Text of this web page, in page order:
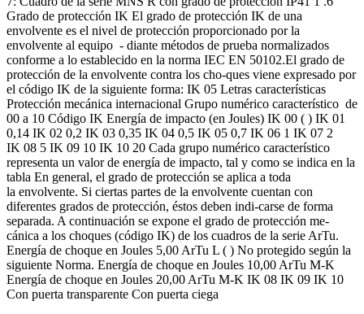
Grado de protección IK El grado de protección IK de una
envolvente es el nivel de protección proporcionado por la
envolvente al equipo - diante métodos de prueba normalizados
conforme a lo establecido en la norma IEC EN 50102.El grado de
protección de la envolvente contra los cho-ques viene expresado por
el código IK de la siguiente forma: IK 05 Letras características
Protección mecánica internacional Grupo numérico característico de
00 a 10 Código IK Energía de impacto (en Joules) IK 00 ( ) IK 01
0,14 IK 02 0,2 IK 03 0,35 IK 04 0,5 IK 05 0,7 IK 06 1 IK 07 2
IK 08 5 IK 09 10 IK 10 20 Cada grupo numérico característico
representa un valor de energía de impacto, tal y como se indica en la
tabla En general, el grado de protección se aplica a toda
la envolvente. Si ciertas partes de la envolvente cuentan con
diferentes grados de protección, éstos deben indi-carse de forma
separada. A continuación se expone el grado de protección me-
cánica a los choques (código IK) de los cuadros de la serie ArTu.
Energía de choque en Joules 5,00 ArTu L ( ) No protegido según la
siguiente Norma. Energía de choque en Joules 10,00 ArTu M-K
Energía de choque en Joules 20,00 ArTu M-K IK 08 IK 09 IK 10
Con puerta transparente Con puerta ciega